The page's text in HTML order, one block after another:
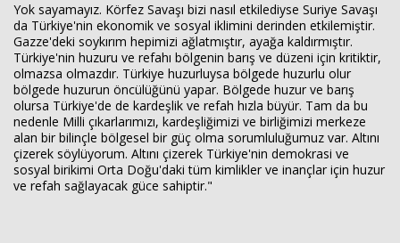
Yok sayamayız. Körfez Savaşı bizi nasıl etkilediyse Suriye Savaşı
da Türkiye'nin ekonomik ve sosyal iklimini derinden etkilemiştir.
Gazze'deki soykırım hepimizi ağlatmıştır, ayağa kaldırmıştır.
Türkiye'nin huzuru ve refahı bölgenin barış ve düzeni için kritiktir,
olmazsa olmazdır. Türkiye huzurluysa bölgede huzurlu olur
bölgede huzurun öncülüğünü yapar. Bölgede huzur ve barış
olursa Türkiye'de de kardeşlik ve refah hızla büyür. Tam da bu
nedenle Milli çıkarlarımızı, kardeşliğimizi ve birliğimizi merkeze
alan bir bilinçle bölgesel bir güç olma sorumluluğumuz var. Altını
çizerek söylüyorum. Altını çizerek Türkiye'nin demokrasi ve
sosyal birikimi Orta Doğu'daki tüm kimlikler ve inançlar için huzur
ve refah sağlayacak güce sahiptir."